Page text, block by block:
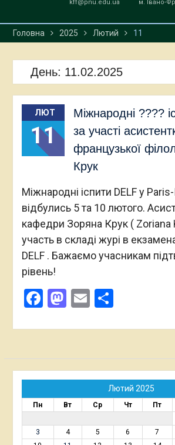
kff@pnu.edu.ua
м. Івано-
Головна 2025 Лютий 11
День: 11.02.2025
ЛЮТ
11
Міжнародні ????
за участі
французької
Крук
Міжнародні іспити DELF у
відбулись 5 та 10 лютого.
кафедри Зоряна Крук ( Zoriana
участь в складі журі в
DELF . Бажаємо учасникам
рівень!
Facebook
Mastodon
Email
Лютий 2025
Пн Вт Ср Чт Пт
3
4 5 6 7